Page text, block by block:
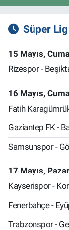
Süper
15 Mayıs, Cuma
Rizespor -
16 Mayıs,
Fatih
Gaziantep FK -
Samsunspor -
17 Mayıs, Pazar
Kayserispor -
Fenerbahçe -
Trabzonspor -